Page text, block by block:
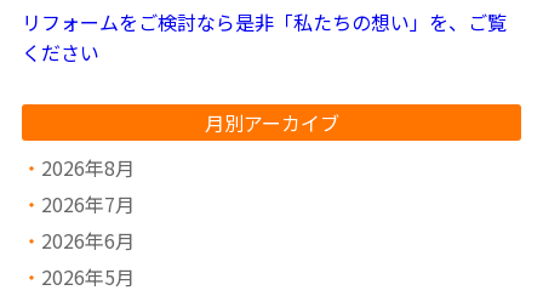
リフォームをご検討なら是非「私たちの想い」を、ご覧
ください
月別アーカイブ
2026年8月
2026年7月
2026年6月
2026年5月